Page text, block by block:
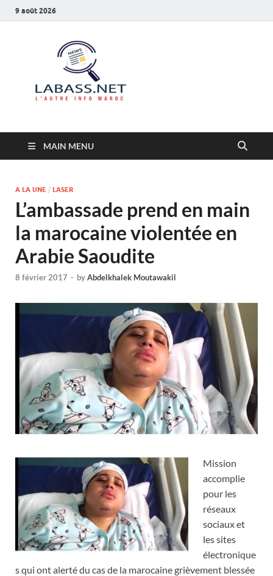
9 août 2026
MAIN MENU
A LA UNE / LASER
L’ambassade prend en main
la marocaine violentée en
Arabie Saoudite
8 février 2017 - byAbdelkhalek Moutawakil
Mission
accomplie
pour les
réseaux
sociaux et
les sites
électronique
s qui ont alerté du cas de la marocaine grièvement blessée